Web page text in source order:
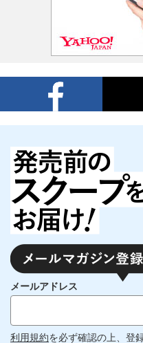
メールアドレス
利用規約を必ず確認の上、登